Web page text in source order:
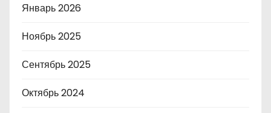
Январь 2026
Ноябрь 2025
Сентябрь 2025
Октябрь 2024